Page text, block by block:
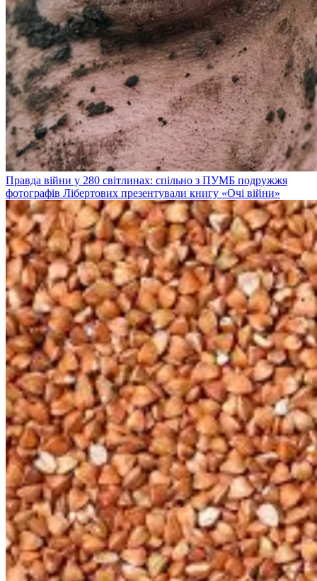
Правда війни у 280 світлинах: спільно з ПУМБ подружжя
фотографів Лібертових презентували книгу «Очі війни»